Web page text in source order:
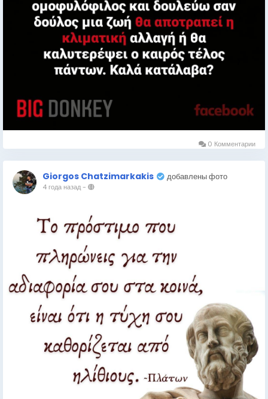
0 Комментарии
Giorgos Chatzimarkakis добавлены фото
4 года назад-